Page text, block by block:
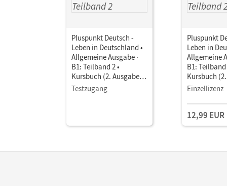
Pluspunkt Deutsch -
Leben in Deutschland •
Allgemeine Ausgabe ·
B1: Teilband 2 •
Kursbuch (2. Ausgabe)
als E-Book Mit Medien
Testzugang
Pluspunkt
Leben in
Allgemeine
B1: Teilband
Kursbuch
als E-Book
Einzellizenz
12,99 EUR